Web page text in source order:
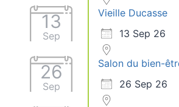
13
Sep
Vieille Ducasse
13 Sep 26
26
Sep
Salon du bien-
26 Sep 26